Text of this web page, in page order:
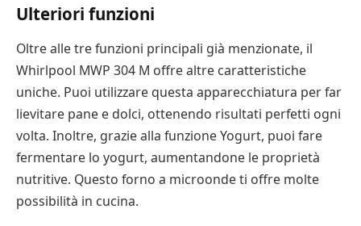
Ulteriori funzioni
Oltre alle tre funzioni principali già menzionate, il
Whirlpool MWP 304 M offre altre caratteristiche
uniche. Puoi utilizzare questa apparecchiatura per far
lievitare pane e dolci, ottenendo risultati perfetti ogni
volta. Inoltre, grazie alla funzione Yogurt, puoi fare
fermentare lo yogurt, aumentandone le proprietà
nutritive. Questo forno a microonde ti offre molte
possibilità in cucina.